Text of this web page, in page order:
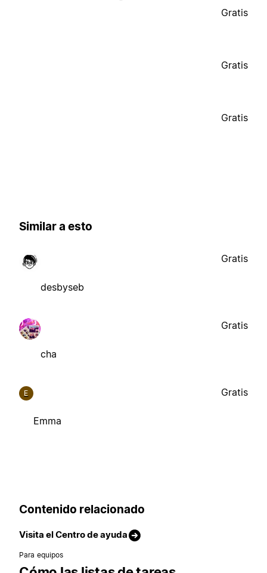
Gratis
Gratis
Gratis
Similar a esto
desbyseb
Gratis
cha
Gratis
E
Emma
Gratis
Contenido relacionado
Visita el Centro de ayuda
Para equipos